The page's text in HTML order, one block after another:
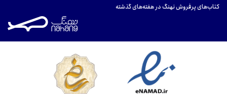
کتاب‌های پرفروش نهنگ در هفته‌های گذشته